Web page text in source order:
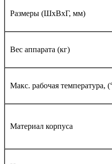
Размеры (ШхВхГ, мм)
Вес аппарата (кг)
Макс. рабочая температура,
Материал корпуса